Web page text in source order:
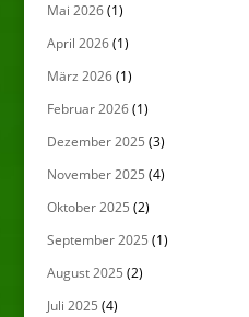
Mai 2026(1)
April 2026(1)
März 2026(1)
Februar 2026(1)
Dezember 2025 (3)
November 2025 (4)
Oktober 2025 (2)
September 2025 (1)
August 2025 (2)
Juli 2025 (4)